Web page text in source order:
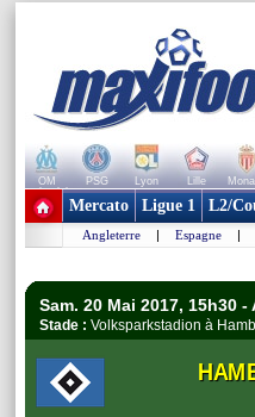
OM PSG Lyon Lille
+ de clubs
Mercato Ligue 1 L2/
Angleterre | Espagne |
Sam. 20 Mai 2017, 15h30
Stade : Volksparkstadion à